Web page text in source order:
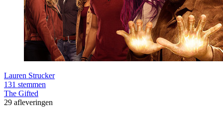
Lauren Strucker
131 stemmen
The Gifted
29 afleveringen